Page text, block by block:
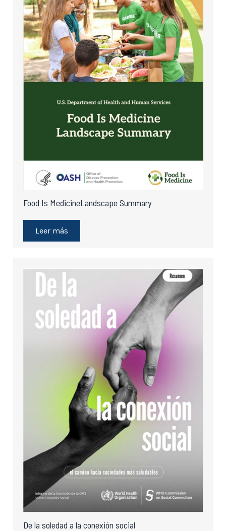
Food Is MedicineLandscape Summary
Leer más
De la soledad a la conexión social